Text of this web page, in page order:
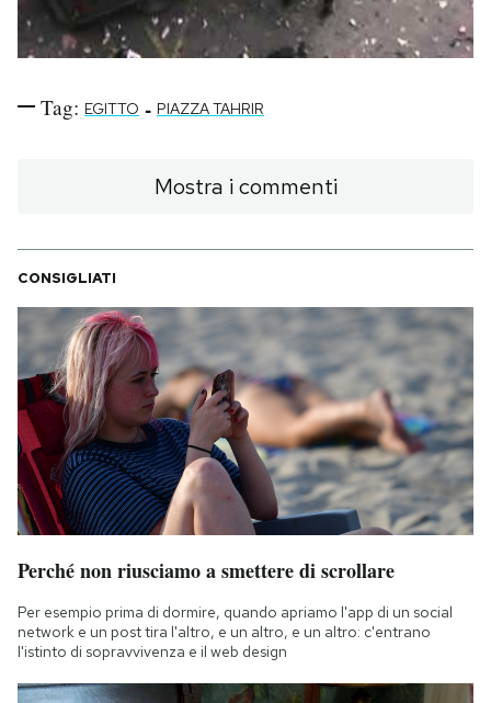
Tag: EGITTO - PIAZZA TAHRIR
Mostra i commenti
CONSIGLIATI
Perché non riusciamo a smettere di scrollare
Per esempio prima di dormire, quando apriamo l'app di un social
network e un post tira l'altro, e un altro, e un altro: c'entrano
l'istinto di sopravvivenza e il web design